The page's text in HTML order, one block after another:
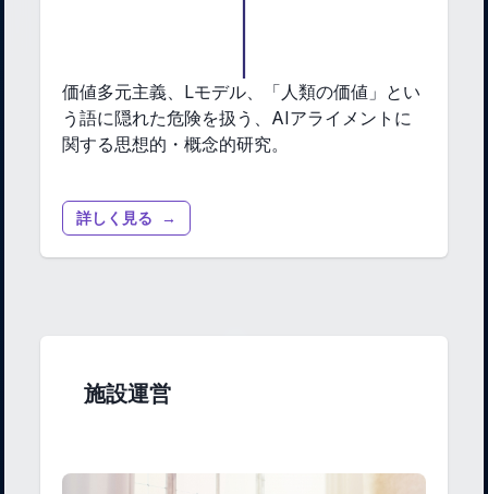
価値多元主義、Lモデル、「人類の価値」とい
う語に隠れた危険を扱う、AIアライメントに
関する思想的・概念的研究。
詳しく見る →
施設運営